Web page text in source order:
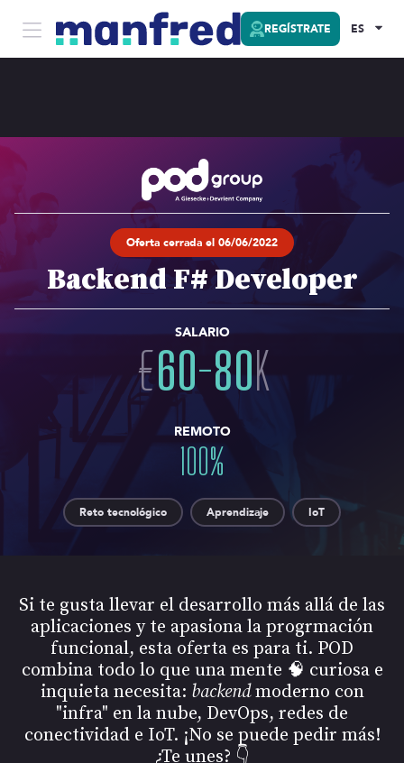
REGÍSTRATE ES
Oferta cerrada el 06/06/2022
Backend F# Developer
SALARIO
€60-80K
REMOTO
100%
Reto tecnológico Aprendizaje IoT
Si te gusta llevar el desarrollo más allá de las
aplicaciones y te apasiona la progrmación
funcional, esta oferta es para ti. POD
combina todo lo que una mente 🧠 curiosa e
inquieta necesita: backendmoderno con
"infra" en la nube, DevOps, redes de
conectividad e IoT. ¡No se puede pedir más!
¿Te unes? 👇